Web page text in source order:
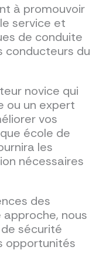
à promouvoir
service et
de conduite
conducteurs du
novice qui
ou un expert
vos
école de
les
nécessaires
des
nous
sécurité
opportunités